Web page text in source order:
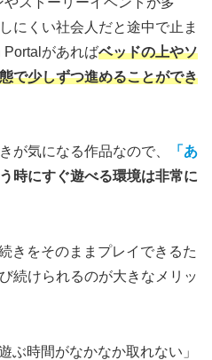
にくい社会人だと途中で止ま
Portalがあればベッドの上やソ
で少しずつ進めることができ
が気になる作品なので、
「あ
時にすぐ遊べる環境は非常に
きをそのままプレイできるた
続けられるのが大きなメリッ
ぶ時間がなかなか取れない」